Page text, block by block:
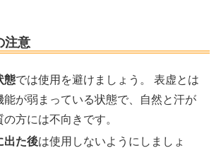
注意
態では使用を避けましょう。 表虚とは
能が弱まっている状態で、自然と汗が
方には不向きです。
出た後は使用しないようにしましょ